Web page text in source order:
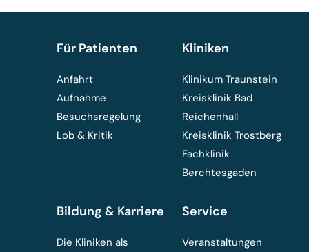
Für Patienten
Anfahrt
Aufnahme
Besuchsregelung
Lob & Kritik
Kliniken
Klinikum Traunstein
Kreisklinik Bad
Reichenhall
Kreisklinik Trostberg
Fachklinik
Berchtesgaden
Bildung & Karriere
Die Kliniken als
Service
Veranstaltungen